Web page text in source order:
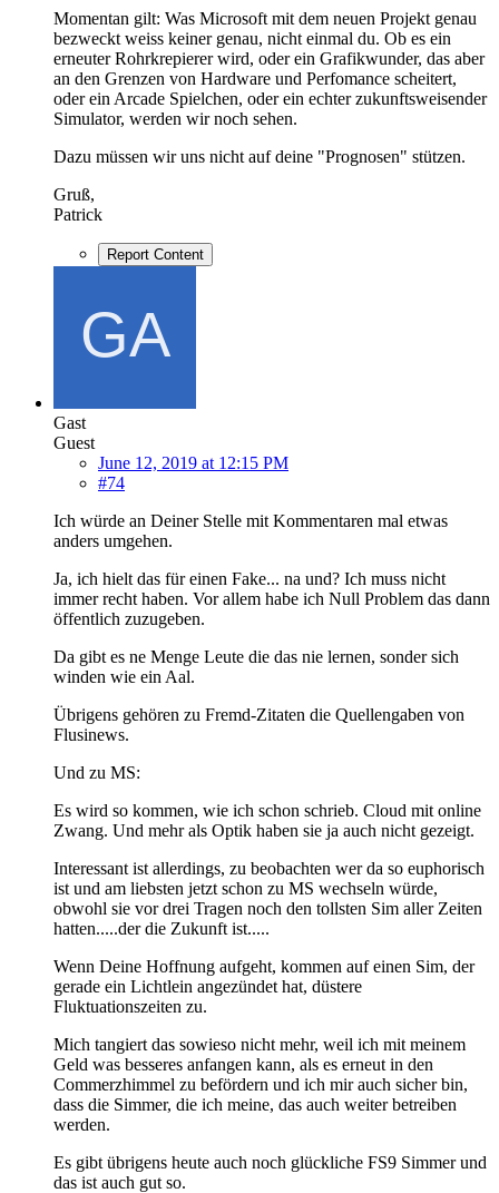
Momentan gilt: Was Microsoft mit dem neuen Projekt genau
bezweckt weiss keiner genau, nicht einmal du. Ob es ein
erneuter Rohrkrepierer wird, oder ein Grafikwunder, das aber
an den Grenzen von Hardware und Perfomance scheitert,
oder ein Arcade Spielchen, oder ein echter zukunftsweisender
Simulator, werden wir noch sehen.
Dazu müssen wir uns nicht auf deine "Prognosen" stützen.
Gruß,
Patrick
Report Content
Gast
Guest
June 12, 2019 at 12:15 PM
#74
Ich würde an Deiner Stelle mit Kommentaren mal etwas
anders umgehen.
Ja, ich hielt das für einen Fake... na und? Ich muss nicht
immer recht haben. Vor allem habe ich Null Problem das dann
öffentlich zuzugeben.
Da gibt es ne Menge Leute die das nie lernen, sonder sich
winden wie ein Aal.
Übrigens gehören zu Fremd-Zitaten die Quellengaben von
Flusinews.
Und zu MS:
Es wird so kommen, wie ich schon schrieb. Cloud mit online
Zwang. Und mehr als Optik haben sie ja auch nicht gezeigt.
Interessant ist allerdings, zu beobachten wer da so euphorisch
ist und am liebsten jetzt schon zu MS wechseln würde,
obwohl sie vor drei Tragen noch den tollsten Sim aller Zeiten
hatten.....der die Zukunft ist.....
Wenn Deine Hoffnung aufgeht, kommen auf einen Sim, der
gerade ein Lichtlein angezündet hat, düstere
Fluktuationszeiten zu.
Mich tangiert das sowieso nicht mehr, weil ich mit meinem
Geld was besseres anfangen kann, als es erneut in den
Commerzhimmel zu befördern und ich mir auch sicher bin,
dass die Simmer, die ich meine, das auch weiter betreiben
werden.
Es gibt übrigens heute auch noch glückliche FS9 Simmer und
das ist auch gut so.